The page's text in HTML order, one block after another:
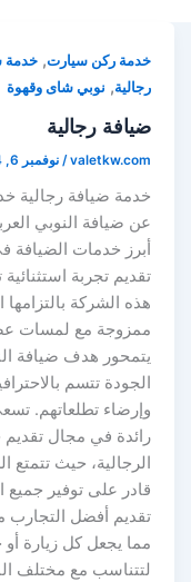
خدمة ركن سيارت,خدمة
رجالية,نوبي شاى وقهوة
ضيافة رجالية
valetkw.com
/نوفمبر 6, 2024
خدمة ضيافة رجالية
عن ضيافة النوبي
أبرز خدمات الضيافة
تقديم تجربة
هذه الشركة بالتزامها
ممزوجة مع لمسات
يتمحور هدف ضيافة
الجودة تتسم
وإرضاء تطلعاتهم.
رائدة في مجال تقديم
الرجالية، حيث تتمتع
قادر على توفير جميع
تقديم أفضل التجارب
مما يجعل كل زيارة
لتتناسب مع مختلف